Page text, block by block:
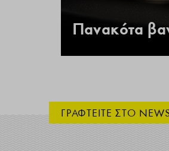
Πανακότα
ΓΡΑΦΤΕΙΤΕ ΣΤΟ